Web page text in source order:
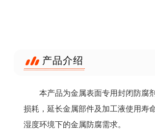
产品介绍
本产品为金属表面专用封闭防腐
损耗，延长金属部件及加工液使用寿
湿度环境下的金属防腐需求。